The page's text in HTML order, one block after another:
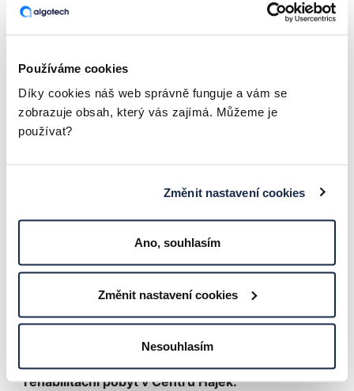
Používáme cookies
Díky cookies náš web správně funguje a vám se
zobrazuje obsah, který vás zajímá. Můžeme je
používat?
Změnit nastavení cookies
Ano, souhlasím
Změnit nastavení cookies
Nesouhlasím
Rozálka měla hned po narození v roce 2019
zdravotní komplikace - problémy s dýcháním,
přijímáním potravy... Následně jí byla
cvičí Vojtovu metodu, orofaciální stimulaci, jezdí
na hippoterapie. Maminka nás požádala o
příspěvek na rehabilitaci, kterou nehradí zdravotní
rehabilitační pobyt v Centru Hájek.